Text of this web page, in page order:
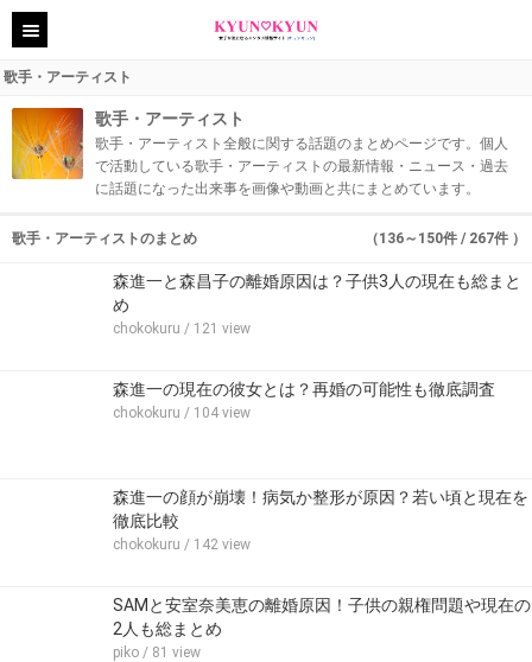
歌手・アーティスト
歌手・アーティスト
歌手・アーティスト全般に関する話題のまとめページです。個人
で活動している歌手・アーティストの最新情報・ニュース・過去
に話題になった出来事を画像や動画と共にまとめています。
歌手・アーティストのまとめ （136～150件 / 267件 ）
森進一と森昌子の離婚原因は？子供3人の現在も総まと
め
chokokuru / 121 view
森進一の現在の彼女とは？再婚の可能性も徹底調査
chokokuru / 104 view
森進一の顔が崩壊！病気か整形が原因？若い頃と現在を
徹底比較
chokokuru / 142 view
SAMと安室奈美恵の離婚原因！子供の親権問題や現在の
2人も総まとめ
piko / 81 view